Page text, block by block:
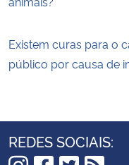
Existem curas para o
público por causa de
REDES SOCIAIS: